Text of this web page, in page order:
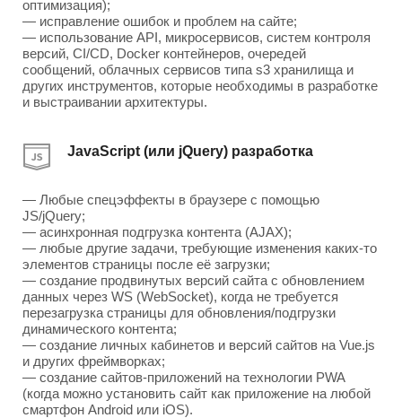
оптимизация);
— исправление ошибок и проблем на сайте;
— использование API, микросервисов, систем контроля
версий, CI/CD, Docker контейнеров, очередей
сообщений, облачных сервисов типа s3 хранилища и
других инструментов, которые необходимы в разработке
и выстраивании архитектуры.
JavaScript (или jQuery) разработка
— Любые спецэффекты в браузере с помощью
JS/jQuery;
— асинхронная подгрузка контента (AJAX);
— любые другие задачи, требующие изменения каких-то
элементов страницы после её загрузки;
— создание продвинутых версий сайта с обновлением
данных через WS (WebSocket), когда не требуется
перезагрузка страницы для обновления/подгрузки
динамического контента;
— создание личных кабинетов и версий сайтов на Vue.js
и других фреймворках;
— создание сайтов-приложений на технологии PWA
(когда можно установить сайт как приложение на любой
смартфон Android или iOS).